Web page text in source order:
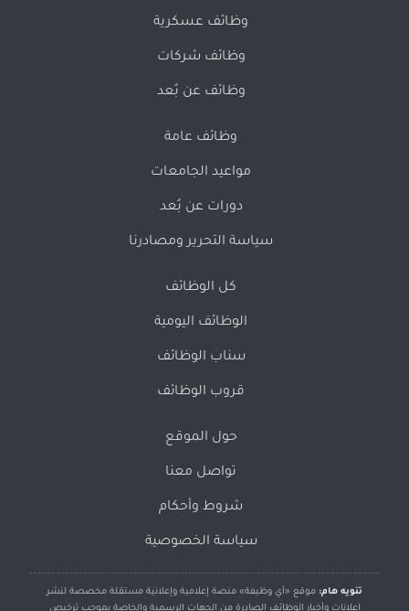
وظائف عسكرية
وظائف شركات
وظائف عن بُعد
وظائف عامة
مواعيد الجامعات
دورات عن بُعد
سياسة التحرير ومصادرنا
كل الوظائف
الوظائف اليومية
سناب الوظائف
قروب الوظائف
حول الموقع
تواصل معنا
شروط وأحكام
سياسة الخصوصية
تنويه هام: موقع «أي وظيفة» منصة إعلامية وإعلانية مستقلة مخصصة لنشر
إعلانات وأخبار الوظائف الصادرة من الجهات الرسمية والخاصة بموجب ترخيص